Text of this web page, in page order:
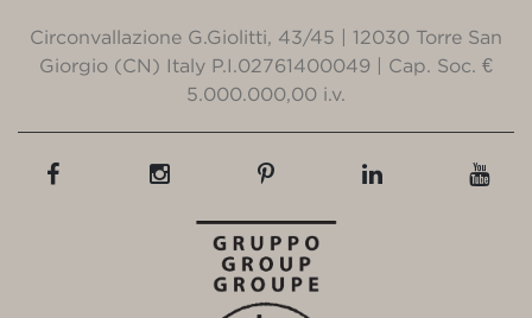
Circonvallazione G.Giolitti, 43/45 | 12030 Torre San
Giorgio (CN) Italy P.I.02761400049 | Cap. Soc. €
5.000.000,00 i.v.